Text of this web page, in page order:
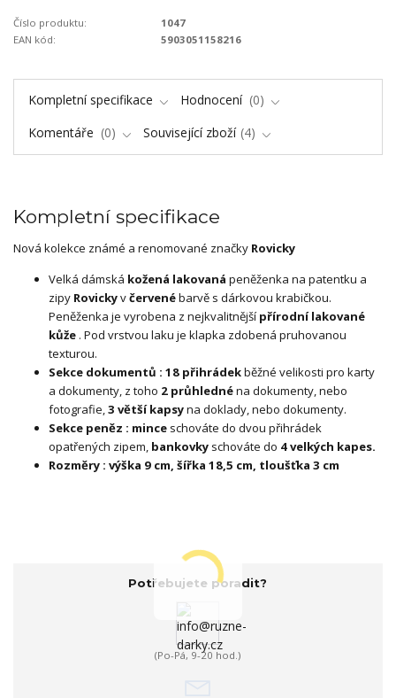
Číslo produktu:
1047
EAN kód:
5903051158216
Kompletní specifikace Hodnocení
0
Komentáře
0 Související zboží 4
Kompletní specifikace
Nová kolekce známé a renomované značky Rovicky
Velká dámská kožená lakovaná peněženka na patentku a
zipy Rovickyvčervenébarvě s dárkovou krabičkou.
Peněženka je vyrobena z nejkvalitnější přírodní lakované
kůže . Pod vrstvou laku je klapka zdobená pruhovanou
texturou.
Sekce dokumentů : 18 přihrádekběžné velikosti pro karty
a dokumenty, z toho 2 průhlednéna dokumenty, nebo
fotografie,3 větší kapsyna doklady, nebo dokumenty.
Sekce peněz : mince schováte do dvou přihrádek
opatřených zipem, bankovky schováte do 4 velkých kapes.
Rozměry : výška 9 cm, šířka 18,5 cm, tloušťka 3 cm
Potřebujete poradit?
(Po-Pá, 9-20 hod.)